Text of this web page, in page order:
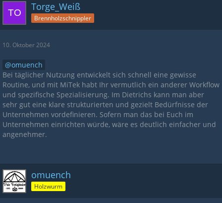
Torge_Weiß
Brennholzschnippler
10. Oktober 2024
omuench
Bei täglicher Nutzung entwickelt sich schnell eine gewisse
Routine, und mit MiTek habt Ihr vermutlich ein anderer Workflow
und spezifische Spezialisierung. Im Dietrichs kann man aber
sehr gut eine klare strukturierten und gezielt Bedürfnisse der
Unternehmen vordefinieren. Sofern man das bei Euch im
Unternehmen einrichten würde, wäre es deutlich einfacher und
angenehmer.
omuench
Holzwurm